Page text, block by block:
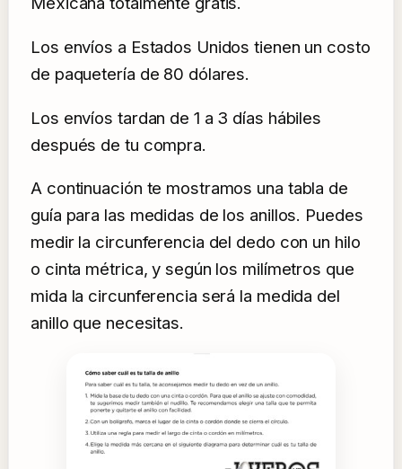
Los envíos a Estados Unidos tienen un costo
de paquetería de 80 dólares.
Los envíos tardan de 1 a 3 días hábiles
después de tu compra.
A continuación te mostramos una tabla de
guía para las medidas de los anillos. Puedes
medir la circunferencia del dedo con un hilo
o cinta métrica, y según los milímetros que
mida la circunferencia será la medida del
anillo que necesitas.